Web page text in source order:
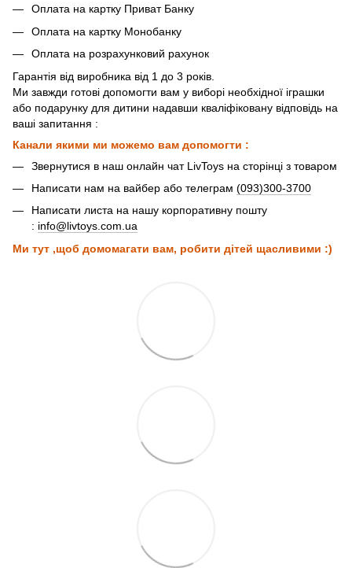
Оплата на картку Приват Банку
Оплата на картку Монобанку
Оплата на розрахунковий рахунок
Гарантія від виробника від 1 до 3 років.
Ми завжди готові допомогти вам у виборі необхідної іграшки
або подарунку для дитини надавши кваліфіковану відповідь на
ваші запитання :
Канали якими ми можемо вам допомогти :
Звернутися в наш онлайн чат LivToys на сторінці з товаром
Написати нам на вайбер або телеграм (093)300-3700
Написати листа на нашу корпоративну пошту
: info@livtoys.com.ua
Ми тут ,щоб домомагати вам, робити дітей щасливими :)